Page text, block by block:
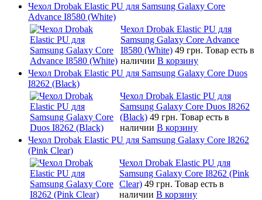
Чехол Drobak Elastic PU для Samsung Galaxy Core
Advance I8580 (White)
Чехол Drobak Elastic PU для
Samsung Galaxy Core Advance
I8580 (White) 49 грн. Товар есть в
наличии В корзину
Чехол Drobak Elastic PU для Samsung Galaxy Core Duos
I8262 (Black)
Чехол Drobak Elastic PU для
Samsung Galaxy Core Duos I8262
(Black) 49 грн. Товар есть в
наличии В корзину
Чехол Drobak Elastic PU для Samsung Galaxy Core I8262
(Pink Clear)
Чехол Drobak Elastic PU для
Samsung Galaxy Core I8262 (Pink
Clear) 49 грн. Товар есть в
наличии В корзину